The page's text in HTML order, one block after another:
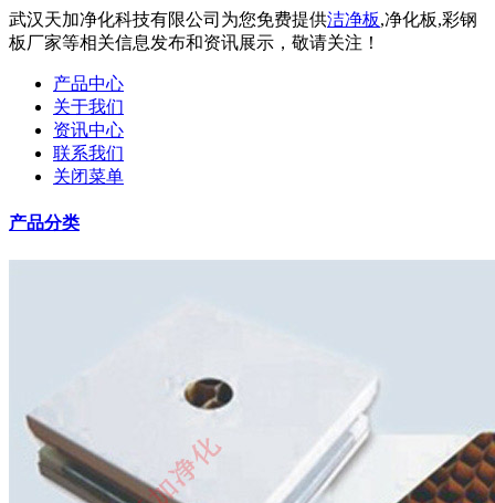
武汉天加净化科技有限公司为您免费提供洁净板,净化板,彩钢
板厂家等相关信息发布和资讯展示，敬请关注！
产品中心
关于我们
资讯中心
联系我们
关闭菜单
产品分类